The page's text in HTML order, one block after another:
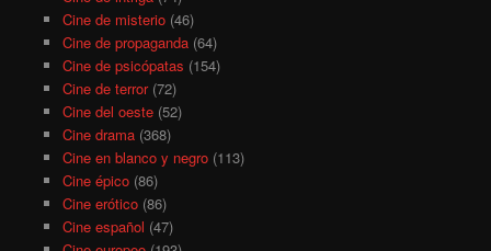
Cine de misterio(46)
Cine de propaganda(64)
Cine de psicópatas (154)
Cine de terror(72)
Cine del oeste(52)
Cine drama(368)
Cine en blanco y negro(113)
Cine épico(86)
Cine erótico(86)
Cine español (47)